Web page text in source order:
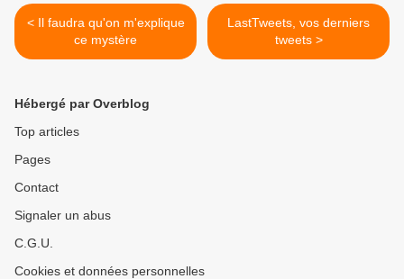
< Il faudra qu'on m'explique
ce mystère
LastTweets, vos derniers
tweets >
Hébergé par Overblog
Top articles
Pages
Contact
Signaler un abus
C.G.U.
Cookies et données personnelles